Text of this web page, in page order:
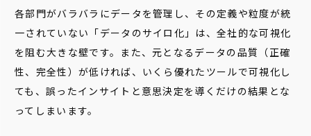
各部門がバラバラにデータを管理し、その定義や粒度が統
一されていない「データのサイロ化」は、全社的な可視化
を阻む大きな壁です。また、元となるデータの品質（正確
性、完全性）が低ければ、いくら優れたツールで可視化し
ても、誤ったインサイトと意思決定を導くだけの結果とな
ってしまいます。